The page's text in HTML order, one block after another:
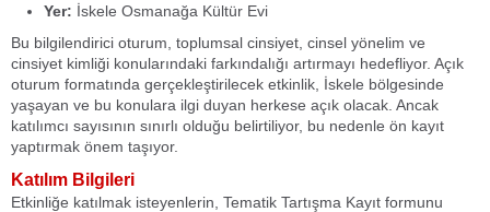
Yer: İskele Osmanağa Kültür Evi
Bu bilgilendirici oturum, toplumsal cinsiyet, cinsel yönelim ve
cinsiyet kimliği konularındaki farkındalığı artırmayı hedefliyor. Açık
oturum formatında gerçekleştirilecek etkinlik, İskele bölgesinde
yaşayan ve bu konulara ilgi duyan herkese açık olacak. Ancak
katılımcı sayısının sınırlı olduğu belirtiliyor, bu nedenle ön kayıt
yaptırmak önem taşıyor.
Katılım Bilgileri
Etkinliğe katılmak isteyenlerin, Tematik Tartışma Kayıt formunu